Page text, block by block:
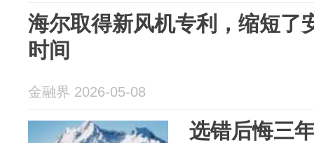
海尔取得新风机专利，缩短了
时间
金融界 2026-05-08
选错后悔三